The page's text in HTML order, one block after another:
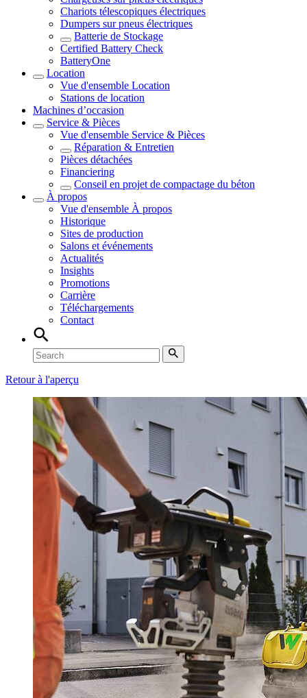
Chariots télescopiques électriques
Dumpers sur pneus électriques
Batterie de Stockage
Certified Battery Check
BatteryOne
Location
Vue d'ensemble Location
Stations de location
Machines d’occasion
Service & Pièces
Vue d'ensemble Service & Pièces
Réparation & Entretien
Pièces détachées
Financiering
Conseil en projet de compactage du béton
À propos
Vue d'ensemble À propos
Historique
Sites de production
Salons et événements
Actualités
Insights
Promotions
Carrière
Téléchargements
Contact
Retour à l'aperçu